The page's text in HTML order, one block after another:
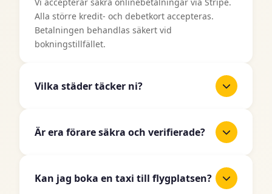
Du får ett omedelbart pris innan du bekräftar din
bokning.
Alla större kredit- och debetkort accepteras.
Betalningen behandlas säkert vid
bokningstillfället.
Vilka städer täcker ni?
inklusive Stockholm, Göteborg, Malmö, Uppsala,
expanderar kontinuerligt till fler områden.
Är era förare säkra och verifierade?
professionella förare som har genomgått
noggranna bakgrundskontroller och verifiering.
Kan jag boka en taxi till flygplatsen?